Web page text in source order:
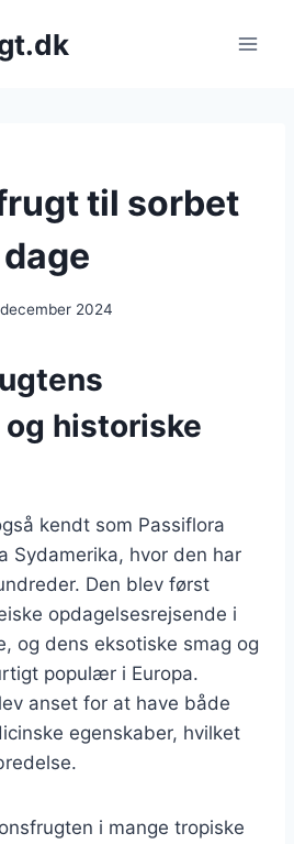
til sorbet
2024
historiske
kendt som Passiflora
Sydamerika, hvor den har
Den blev først
opdagelsesrejsende i
og dens eksotiske smag og
populær i Europa.
anset for at have både
egenskaber, hvilket
i mange tropiske